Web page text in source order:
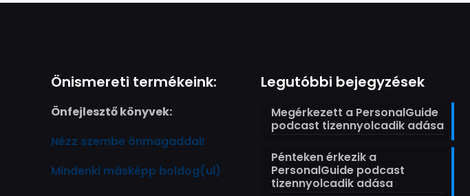
Önismereti termékeink:
Önfejlesztő könyvek:
Nézz szembe önmagaddal!
Mindenki másképp boldog(ul)
Legutóbbi bejegyzések
Megérkezett a PersonalGuide
podcast tizennyolcadik adása
Pénteken érkezik a
PersonalGuide podcast
tizennyolcadik adása